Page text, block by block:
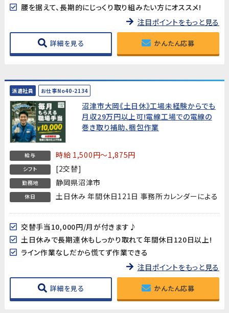
腰を据えて、長期的にじっくり取り組みたい方にオススメ!
注目ポイントをもっと見る
詳細を見る かんたん応募
派遣社員 お仕事No40-2134
沼津市大岡《土日休》工場未経験からでも
月収29万円以上可!電線工場での電線の
巻き取り補助、梱包作業
給与 時給 1,500円～1,875円
シフト [2交替]
勤務地 静岡県沼津市
休日 土日休み 年間休日121日 事務所カレンダーによる
交替手当10,000円/月が付きます♪
土日休みで長期連休もしっかり取れて年間休日120日以上!
ライン作業なしだから慌てず作業できる
注目ポイントをもっと見る
詳細を見る かんたん応募